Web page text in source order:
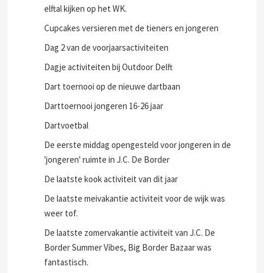
elftal kijken op het WK.
Cupcakes versieren met de tieners en jongeren
Dag 2 van de voorjaarsactiviteiten
Dagje activiteiten bij Outdoor Delft
Dart toernooi op de nieuwe dartbaan
Darttoernooi jongeren 16-26 jaar
Dartvoetbal
De eerste middag opengesteld voor jongeren in de
'jongeren' ruimte in J.C. De Border
De laatste kook activiteit van dit jaar
De laatste meivakantie activiteit voor de wijk was
weer tof.
De laatste zomervakantie activiteit van J.C. De
Border Summer Vibes, Big Border Bazaar was
fantastisch.